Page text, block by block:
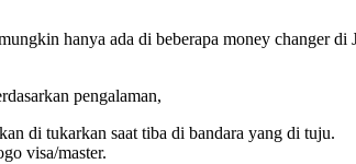
hanya ada di beberapa money changer
pengalaman,
di tukarkan saat tiba di bandara yang di tuju.
visa/master.